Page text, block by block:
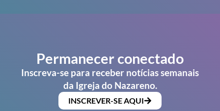
Permanecer conectado
Inscreva-se para receber notícias semanais
da Igreja do Nazareno.
INSCREVER-SE AQUI